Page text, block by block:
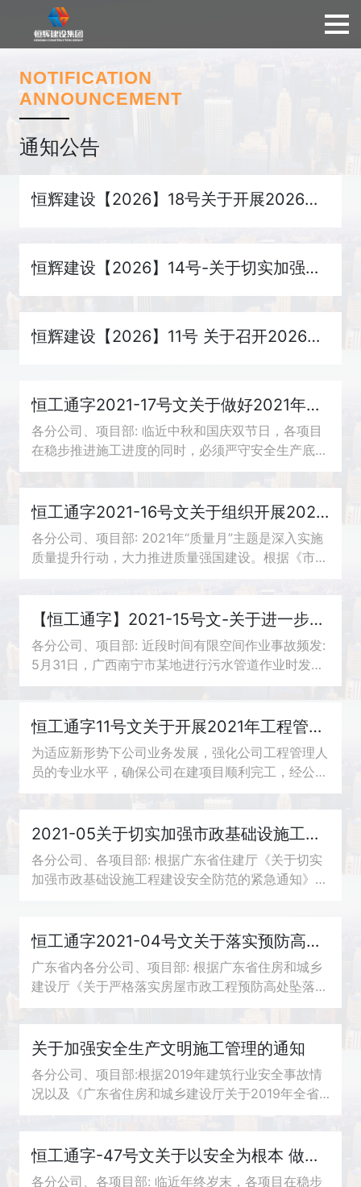
NOTIFICATION
ANNOUNCEMENT
通知公告
恒辉建设【2026】18号关于开展2026年“安全生产月”活动的通知-恒辉建设【2...
恒辉建设【2026】14号-关于切实加强安全生产管理做好2026年中央安全生产考核...
恒辉建设【2026】11号 关于召开2026年生产动员暨春节后“复工复产第一课”工...
恒工通字2021-17号文关于做好2021年中秋、国庆节期间安全生产工作的通知
各分公司、项目部: 临近中秋和国庆双节日，各项目
在稳步推进施工进度的同时，必须严守安全生产底
线，抓好抓牢抓实各项安全生产措施，进一步巩固现
场安全生产工作，确保度过“稳定、安全、欢庆”...
恒工通字2021-16号文关于组织开展2021年质量月活动的通知
各分公司、项目部: 2021年“质量月”主题是深入实施
质量提升行动，大力推进质量强国建设。根据《市场
月”活动的通知》(国市监质 [2021] 51号)和《广...
【恒工通字】2021-15号文-关于进一步加强有限空间作业安全防护的通知
各分公司、项目部: 近段时间有限空间作业事故频发:
5月31日，广西南宁市某地进行污水管道作业时发生
事故，造成3人死亡; 7月3日，海宁市马桥街道发生
一起清理废水收集池中毒事故，造成3死2伤; 8...
恒工通字11号文关于开展2021年工程管理、安全、技术、培训活动的通知
为适应新形势下公司业务发展，强化公司工程管理人
员的专业水平，确保公司在建项目顺利完工，经公司
总部研究决定，由公司质安部牵头组织一次工程管
理、安全、技术的培训活动。具体事宜如下:
2021-05关于切实加强市政基础设施工程安全防范的通知
各分公司、各项目部: 根据广东省住建厅《关于切实
加强市政基础设施工程建设安全防范的紧急通知》
恒工通字2021-04号文关于落实预防高处坠落事故“六不施工”要求的通知
广东省内各分公司、项目部: 根据广东省住房和城乡
建设厅《关于严格落实房屋市政工程预防高处坠落事
故“六不施工”要求的通知》文件精神，为进一步遏制
高处坠落事故多发和频发的势头，严防高处坠...
关于加强安全生产文明施工管理的通知
各分公司、项目部:根据2019年建筑行业安全事故情
况以及《广东省住房和城乡建设厅关于2019年全省
房屋市政工程质量安全管理有关工作情况的通报》，
2019年，全省房屋市政工程共发生建筑施工生产安
全...
恒工通字-47号文关于以安全为根本 做好2021年春节期间安全生产工作的通知
各分公司、各项目部: 临近年终岁末，各项目在稳步